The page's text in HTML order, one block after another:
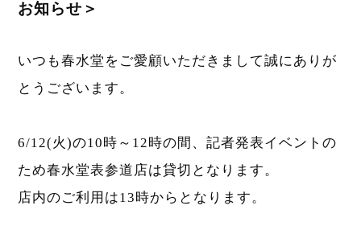
お知らせ＞
いつも春水堂をご愛顧いただきまして誠にありが
とうございます。
6/12(火)の10時～12時の間、記者発表イベントの
ため春水堂表参道店は貸切となります。
店内のご利用は13時からとなります。